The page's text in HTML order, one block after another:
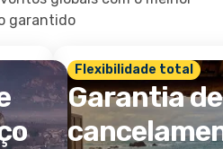
garantido
Flexibilidade total
Garantia de